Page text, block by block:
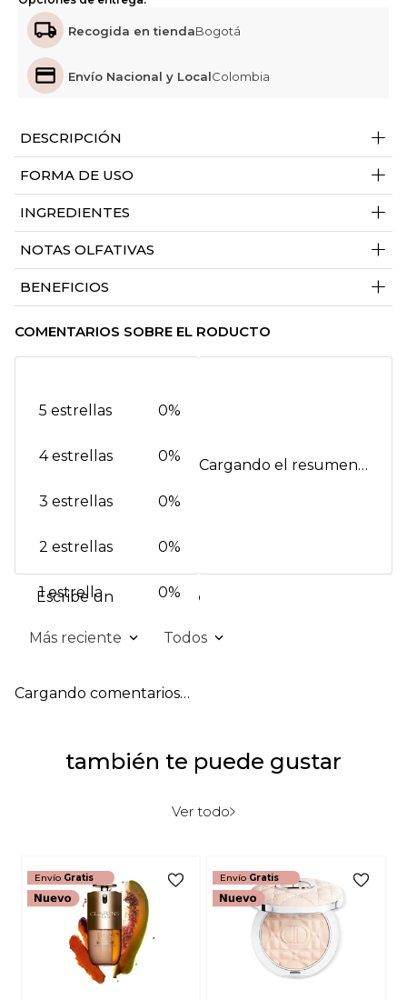
Recogida en tiendaBogotá
Envío Nacional y LocalColombia
DESCRIPCIÓN +
FORMA DE USO +
INGREDIENTES +
NOTAS OLFATIVAS +
BENEFICIOS +
COMENTARIOS SOBRE EL RODUCTO
Cargando el resumen…
5 estrellas 0%
4 estrellas 0%
3 estrellas 0%
2 estrellas 0%
1 estrella 0%
Escribe un comentario
Título
Califica el producto de 1 a 5 estrellas
Dirección de email
Escribe un comentario
Más reciente Todos
Cargando comentarios…
también te puede gustar
Ver todo
Envío Gratis Envío Gratis